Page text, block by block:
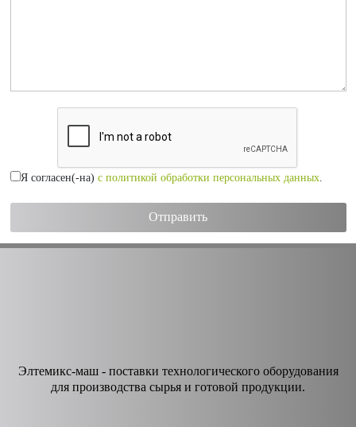
Я согласен(-на) с политикой обработки персональных данных.
Элтемикс-маш - поставки технологического оборудования
для производства сырья и готовой продукции.